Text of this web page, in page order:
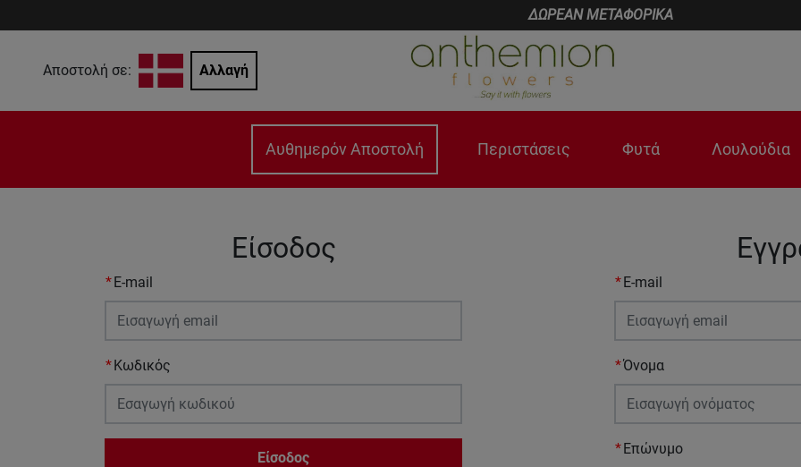
ΔΩΡΕΑΝ ΜΕΤΑΦΟΡΙΚΑ
Αποστολή σε: Αλλαγή
Αυθημερόν Αποστολή Περιστάσεις Φυτά Λουλούδια
Είσοδος
E-mail
Κωδικός
Είσοδος
E-mail
Όνομα
Επώνυμο